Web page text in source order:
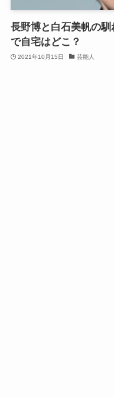
長野博と白石美帆の
で自宅はどこ？
2021年10月15日 芸能人